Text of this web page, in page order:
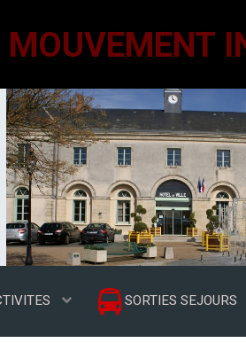
SORTIES SEJOURS